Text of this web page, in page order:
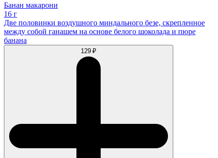
Банан макарони
16 г
Две половинки воздушного миндального безе, скрепленное
между собой ганашем на основе белого шоколада и пюре
банана
129 ₽